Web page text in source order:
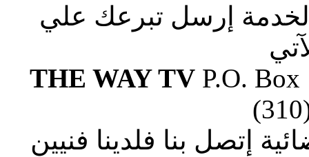
إرسل تبرعك علي
THE WAY TVP.O. Box
إتصل بنا فلدينا فنيين